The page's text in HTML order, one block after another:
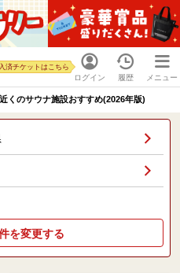
ログイン
済チケットはこちら
履歴 メニュー
くのサウナ施設おすすめ(2026年版)
を変更する